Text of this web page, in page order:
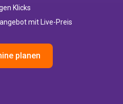
Klicks
mit Live-Preis
planen